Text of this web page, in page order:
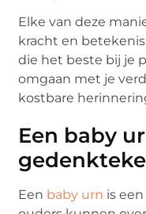
Elke van deze
kracht en
die het beste bij je
omgaan met je
kostbare
Een baby
Een baby urn is